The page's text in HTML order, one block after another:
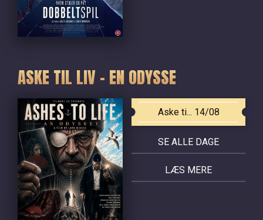
ASKE TIL LIV - EN ODYSSE
Aske ti... 14/08
SE ALLE DAGE
LÆS MERE